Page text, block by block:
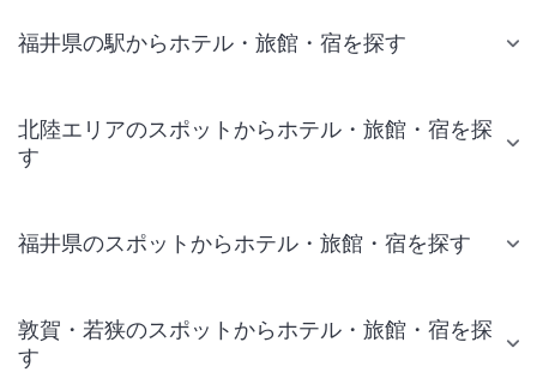
福井県の駅からホテル・旅館・宿を探す
北陸エリアのスポットからホテル・旅館・宿を探
す
福井県のスポットからホテル・旅館・宿を探す
敦賀・若狭のスポットからホテル・旅館・宿を探
す